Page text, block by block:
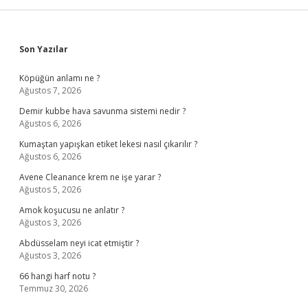
Sidebar
Son Yazılar
Köpüğün anlamı ne ?
Ağustos 7, 2026
Demir kubbe hava savunma sistemi nedir ?
Ağustos 6, 2026
Kumaştan yapışkan etiket lekesi nasıl çıkarılır ?
Ağustos 6, 2026
Avene Cleanance krem ne işe yarar ?
Ağustos 5, 2026
Amok koşucusu ne anlatır ?
Ağustos 3, 2026
Abdüsselam neyi icat etmiştir ?
Ağustos 3, 2026
66 hangi harf notu ?
Temmuz 30, 2026